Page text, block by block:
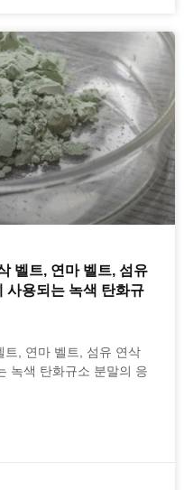
벨트, 연마 벨트, 섬유
사용되는 녹색 탄화규
트, 연마 벨트, 섬유 연삭
녹색 탄화규소 분말의 응